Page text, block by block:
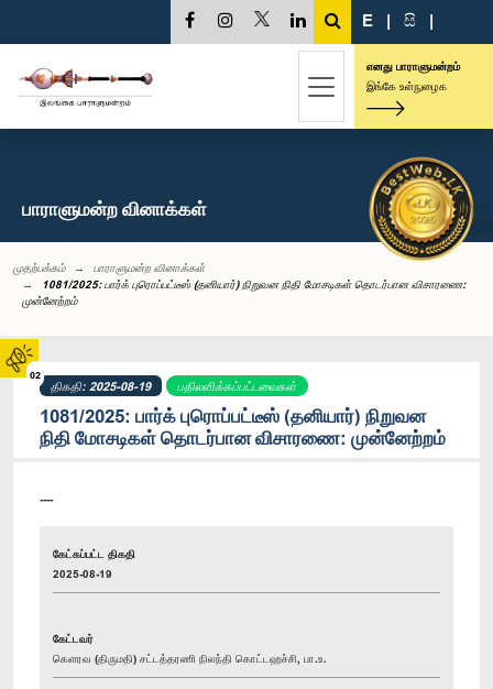
02
E | සි |
எனது பாராளுமன்றம்
இங்கே உள்நுழைக
பாராளுமன்ற வினாக்கள்
முதற்பக்கம்
பாராளுமன்ற வினாக்கள்
1081/2025: பார்க் புரொப்பட்டீஸ் (தனியார்) நிறுவன நிதி மோசடிகள் தொடர்பான விசாரணை:
முன்னேற்றம்
திகதி: 2025-08-19 பதிலளிக்கப்பட்டவைகள்
1081/2025: பார்க் புரொப்பட்டீஸ் (தனியார்) நிறுவன
நிதி மோசடிகள் தொடர்பான விசாரணை: முன்னேற்றம்
----
கேட்கப்பட்ட திகதி
2025-08-19
கேட்டவர்
கௌரவ (திருமதி) சட்டத்தரணி நிலந்தி கொட்டஹச்சி, பா.உ.